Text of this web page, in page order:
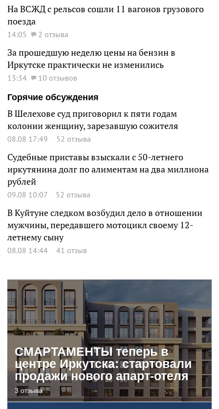
На ВСЖД с рельсов сошли 11 вагонов грузового
поезда
14:05 2 отзыва
За прошедшую неделю цены на бензин в
Иркутске практически не изменились
13:34
10 отзывов
Горячие обсуждения
В Шелехове суд приговорил к пяти годам
колонии женщину, зарезавшую сожителя
08.08 17:49 52 отзыва
Судебные приставы взыскали с 50-летнего
иркутянина долг по алиментам на два миллиона
рублей
09.08 10:07 52 отзыва
В Куйтуне следком возбудил дело в отношении
мужчины, передавшего мотоцикл своему 12-
летнему сыну
08.08 14:44 41 отзыв
СМАРТАМЕНТЫ теперь в
центре Иркутска: стартовали
продажи нового апарт-отеля
3 отзыва